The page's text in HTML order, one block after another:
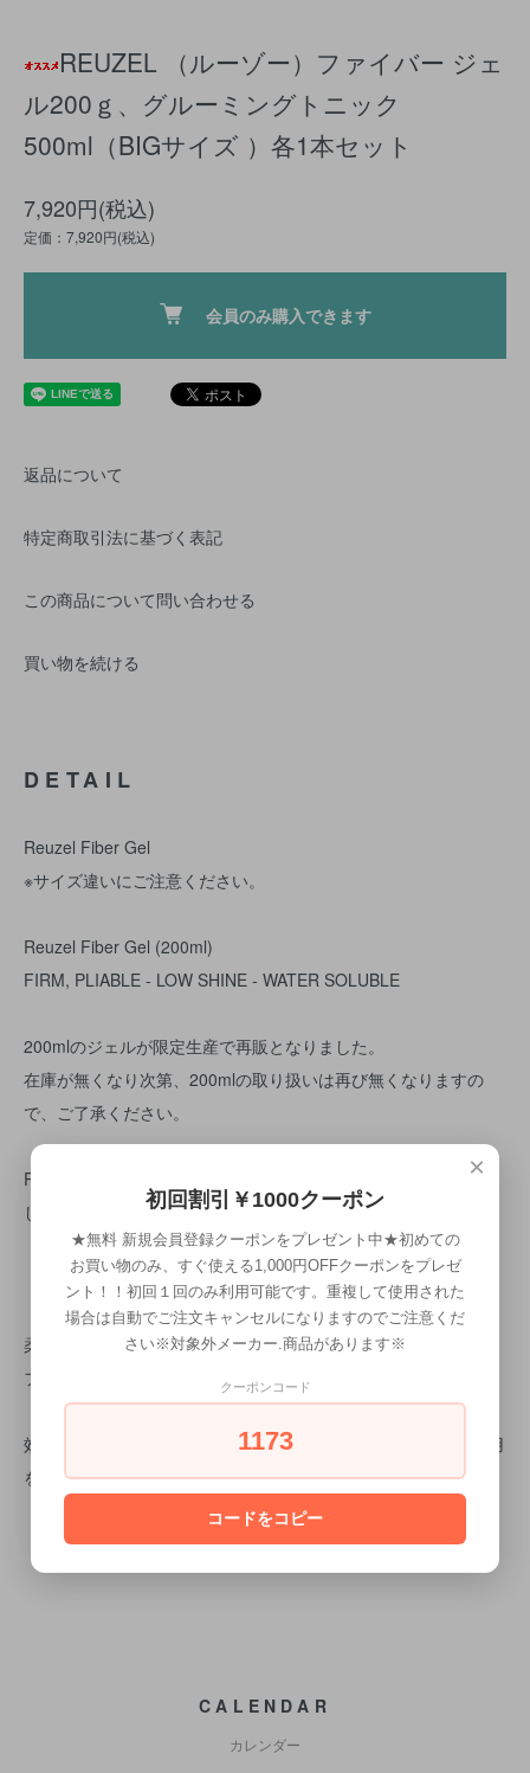
REUZEL （ルーゾー）ファイバー ジェ
ル200ｇ、グルーミングトニック
500ml（BIGサイズ ）各1本セット
7,920円(税込)
定価：7,920円(税込)
会員のみ購入できます
返品について
特定商取引法に基づく表記
この商品について問い合わせる
買い物を続ける
DETAIL
Reuzel Fiber Gel
※サイズ違いにご注意ください。
Reuzel Fiber Gel (200ml)
FIRM, PLIABLE - LOW SHINE - WATER SOLUBLE
200mlのジェルが限定生産で再販となりました。
在庫が無くなり次第、200mlの取り扱いは再び無くなりますの
で、ご了承ください。
REUZEL発ファイバージェル！
しっかりホールドでもなめらかな櫛通り
【商品説明】
柔軟でマットな仕上がりのノンアルコールジェル！
フレーキングすることなく高い保持力があります。
効果・効能については、個人差があります。合わない場合は利用
を中止し、医師に相談してください。
CALENDAR
カレンダー
×
初回割引￥1000クーポン
★無料 新規会員登録クーポンをプレゼント中★初めての
お買い物のみ、すぐ使える1,000円OFFクーポンをプレゼ
ント！！初回１回のみ利用可能です。重複して使用された
場合は自動でご注文キャンセルになりますのでご注意くだ
さい※対象外メーカー.商品があります※
クーポンコード
1173
コードをコピー